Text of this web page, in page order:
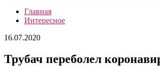
Главная
Интересное
16.07.2020
Трубач переболел